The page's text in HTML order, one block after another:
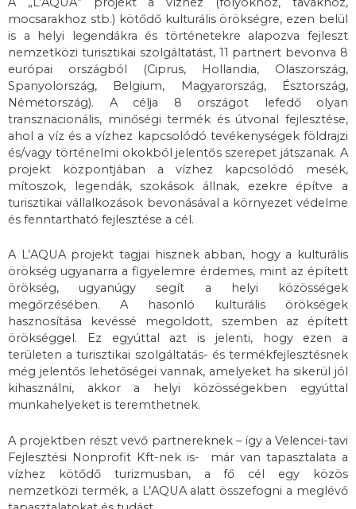
mocsarakhoz stb.) kötődő kulturális örökségre, ezen belül
is a helyi legendákra és történetekre alapozva fejleszt
nemzetközi turisztikai szolgáltatást, 11 partnert bevonva 8
európai országból (Ciprus, Hollandia, Olaszország,
Spanyolország, Belgium, Magyarország, Észtország,
Németország). A célja 8 országot lefedő olyan
transznacionális, minőségi termék és útvonal fejlesztése,
ahol a víz és a vízhez kapcsolódó tevékenységek földrajzi
és/vagy történelmi okokból jelentős szerepet játszanak. A
projekt központjában a vízhez kapcsolódó mesék,
mítoszok, legendák, szokások állnak, ezekre építve a
turisztikai vállalkozások bevonásával a környezet védelme
és fenntartható fejlesztése a cél.
A L’AQUA projekt tagjai hisznek abban, hogy a kulturális
örökség ugyanarra a figyelemre érdemes, mint az épített
örökség, ugyanúgy segít a helyi közösségek
megőrzésében. A hasonló kulturális örökségek
hasznosítása kevéssé megoldott, szemben az épített
örökséggel. Ez egyúttal azt is jelenti, hogy ezen a
területen a turisztikai szolgáltatás- és termékfejlesztésnek
még jelentős lehetőségei vannak, amelyeket ha sikerül jól
kihasználni, akkor a helyi közösségekben egyúttal
munkahelyeket is teremthetnek.
A projektben részt vevő partnereknek – így a Velencei-tavi
Fejlesztési Nonprofit Kft-nek is- már van tapasztalata a
vízhez kötődő turizmusban, a fő cél egy közös
nemzetközi termék, a L’AQUA alatt összefogni a meglévő